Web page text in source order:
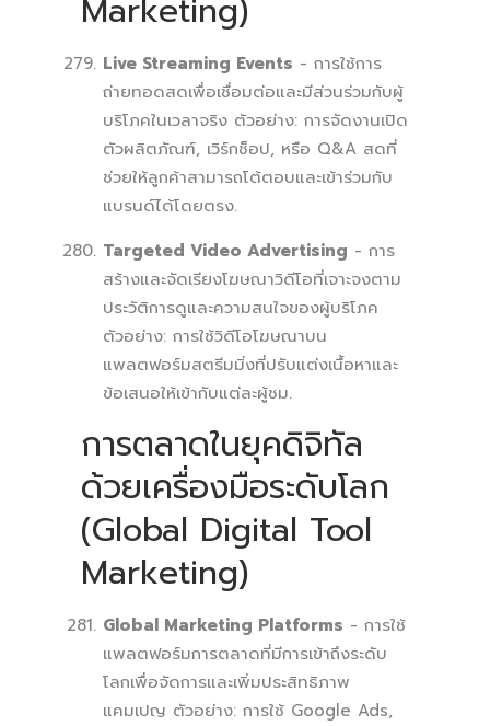
Marketing)
Live Streaming Events - การใช้การ
ถ่ายทอดสดเพื่อเชื่อมต่อและมีส่วนร่วมกับผู้
บริโภคในเวลาจริง ตัวอย่าง: การจัดงานเปิด
ตัวผลิตภัณฑ์, เวิร์กช็อป, หรือ Q&A สดที่
ช่วยให้ลูกค้าสามารถโต้ตอบและเข้าร่วมกับ
แบรนด์ได้โดยตรง.
Targeted Video Advertising - การ
สร้างและจัดเรียงโฆษณาวิดีโอที่เจาะจงตาม
ประวัติการดูและความสนใจของผู้บริโภค
ตัวอย่าง: การใช้วิดีโอโฆษณาบน
แพลตฟอร์มสตรีมมิ่งที่ปรับแต่งเนื้อหาและ
ข้อเสนอให้เข้ากับแต่ละผู้ชม.
การตลาดในยุคดิจิทัล
ด้วยเครื่องมือระดับโลก
(Global Digital Tool
Marketing)
Global Marketing Platforms - การใช้
แพลตฟอร์มการตลาดที่มีการเข้าถึงระดับ
โลกเพื่อจัดการและเพิ่มประสิทธิภาพ
แคมเปญ ตัวอย่าง: การใช้ Google Ads,